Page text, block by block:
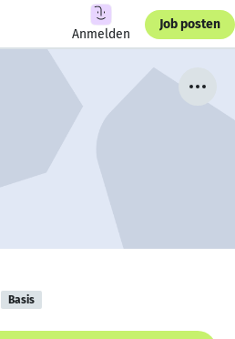
Anmelden
Job posten
Basis